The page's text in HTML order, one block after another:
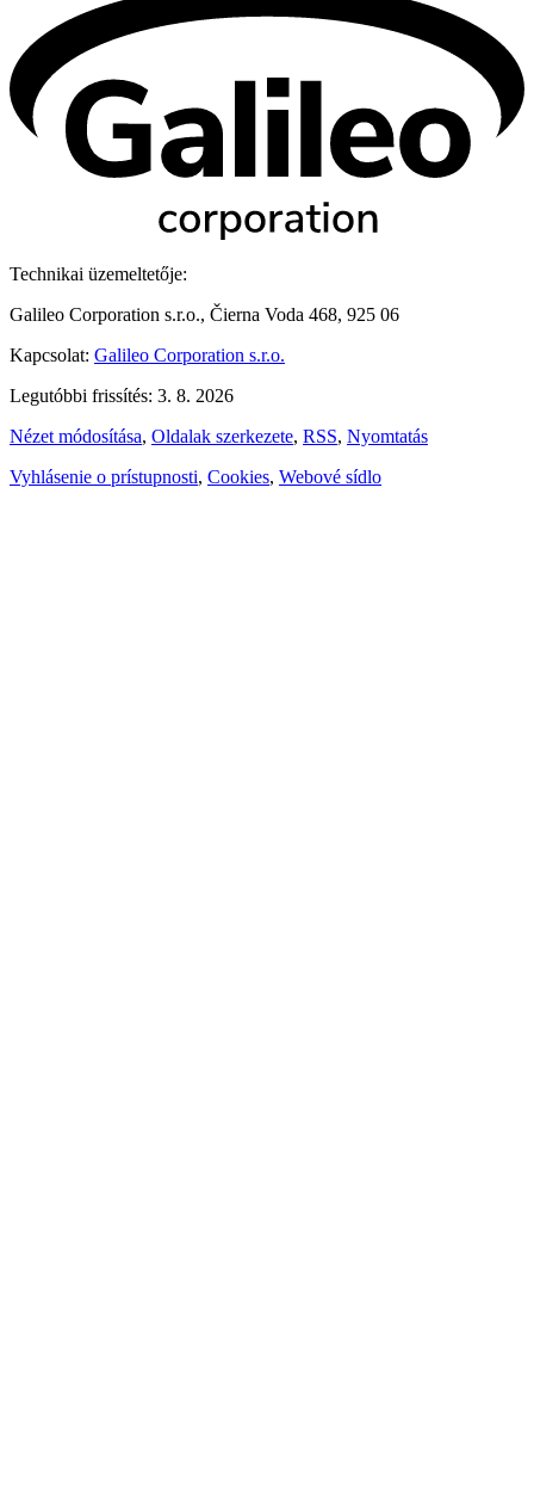
Technikai üzemeltetője:
Galileo Corporation s.r.o., Čierna Voda 468, 925 06
Kapcsolat: Galileo Corporation s.r.o.
Legutóbbi frissítés: 3. 8. 2026
Nézet módosítása, Oldalak szerkezete, RSS, Nyomtatás
Vyhlásenie o prístupnosti, Cookies, Webové sídlo